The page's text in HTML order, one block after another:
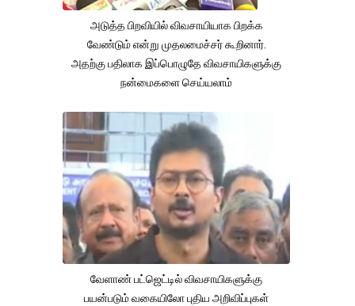
அடுத்த பிறவியில் விவசாயியாக பிறக்க
வேண்டும் என்று முதலமைச்சர் கூறினார்.
அதற்கு பதிலாக இப்பொழுதே விவசாயிகளுக்கு
நன்மைகளை செய்யலாம்
வேளாண் பட்ஜெட்டில் விவசாயிகளுக்கு
பயன்படும் வகையிலோ புதிய அறிவிப்புகள்